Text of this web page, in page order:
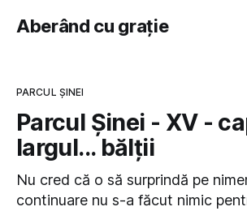
Aberând cu grație
PARCUL ȘINEI
Parcul Șinei - XV -
largul... bălții
Nu cred că o să surprindă pe
continuare nu s-a făcut nimic